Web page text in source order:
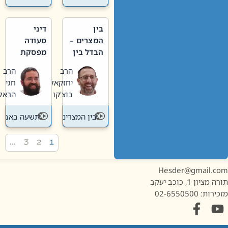
בין
המצרים –
הבדל בין
חדשה
לישנה
הרב
יחזקאל
בוצ'קו
בין המצרים
דיני
סעודה
מפסקת
תשעה
באב
הרב
חגי
הראל
תשעה באב
1, כוכב יעקב
02-6550500